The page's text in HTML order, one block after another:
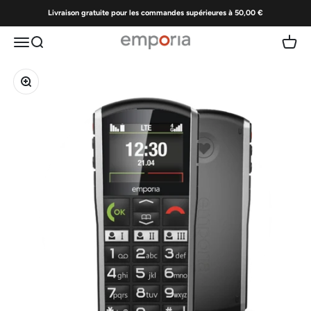
Livraison gratuite pour les commandes supérieures à 50,00 €
MenuRecherche Emporia | Téléphones portables faciles à
Panier
Zoomer sur l'image